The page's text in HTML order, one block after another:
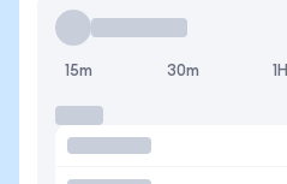
15m 30m 1H